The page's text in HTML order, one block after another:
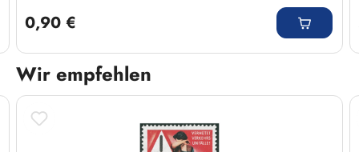
0,90 €
Wir empfehlen
Produktgalerie überspringen